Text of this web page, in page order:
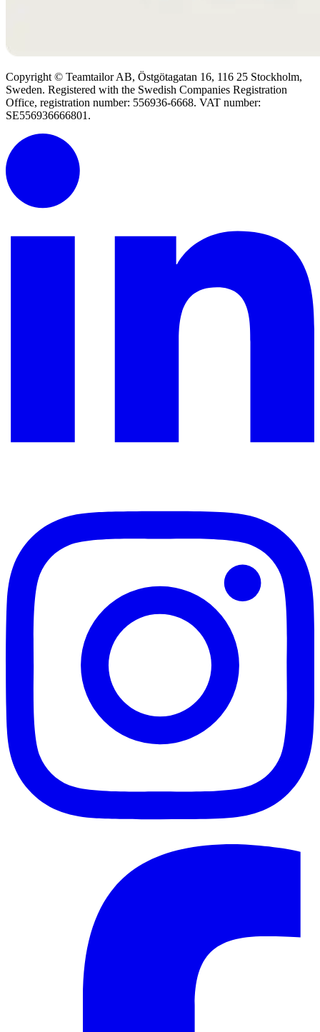
Copyright © Teamtailor AB, Östgötagatan 16, 116 25 Stockholm,
Sweden. Registered with the Swedish Companies Registration
Office, registration number: 556936-6668. VAT number:
SE556936666801.